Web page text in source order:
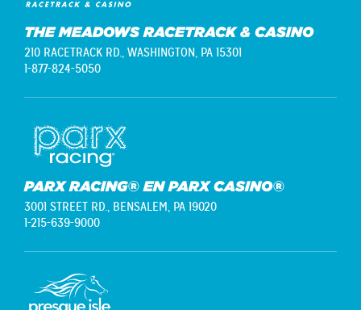
THE MEADOWS RACETRACK & CASINO
210 RACETRACK RD., WASHINGTON, PA 15301
1-877-824-5050
PARX RACING® EN PARX CASINO®
3001 STREET RD., BENSALEM, PA 19020
1-215-639-9000